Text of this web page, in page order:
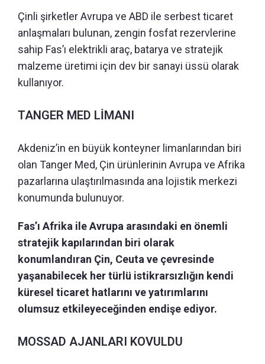
Çinli şirketler Avrupa ve ABD ile serbest ticaret
anlaşmaları bulunan, zengin fosfat rezervlerine
sahip Fas’ı elektrikli araç, batarya ve stratejik
malzeme üretimi için dev bir sanayi üssü olarak
kullanıyor.
TANGER MED LİMANI
Akdeniz’in en büyük konteyner limanlarından biri
olan Tanger Med, Çin ürünlerinin Avrupa ve Afrika
pazarlarına ulaştırılmasında ana lojistik merkezi
konumunda bulunuyor.
Fas’ı Afrika ile Avrupa arasındaki en önemli
stratejik kapılarından biri olarak
konumlandıran Çin, Ceuta ve çevresinde
yaşanabilecek her türlü istikrarsızlığın kendi
küresel ticaret hatlarını ve yatırımlarını
olumsuz etkileyeceğinden endişe ediyor.
MOSSAD AJANLARI KOVULDU